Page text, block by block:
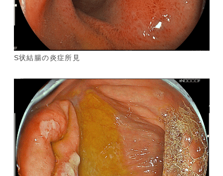
S状結腸の炎症所見